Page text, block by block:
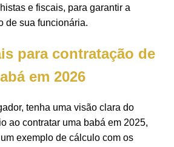
e fiscais, para garantir a
de sua funcionária.
para contratação de
em 2026
tenha uma visão clara do
ao contratar uma babá em 2025,
exemplo de cálculo com os